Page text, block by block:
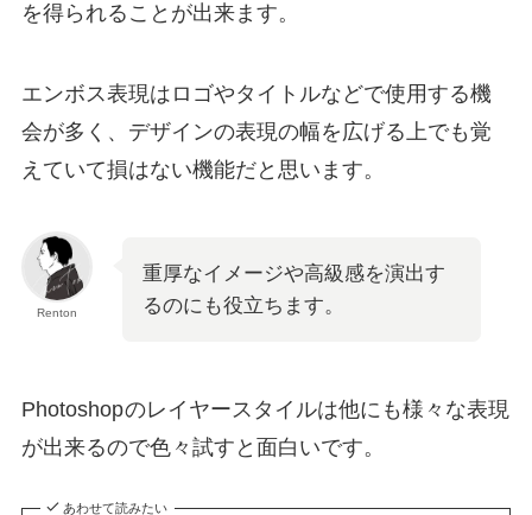
を得られることが出来ます。
エンボス表現はロゴやタイトルなどで使用する機
会が多く、デザインの表現の幅を広げる上でも覚
えていて損はない機能だと思います。
Renton
重厚なイメージや高級感を演出す
るのにも役立ちます。
Photoshopのレイヤースタイルは他にも様々な表現
が出来るので色々試すと面白いです。
あわせて読みたい